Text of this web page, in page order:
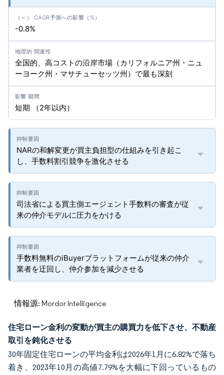
-0.8%
全国的、高コストの沿岸市場（カリフォルニア州・ニュ
ーヨーク州・マサチューセッツ州）で最も深刻
短期 （2年以内）
NARの和解変更が買主負担型の仕組みを引き起こ
し、手数料割引競争を激化させる
司法省による買主側エージェント手数料の審査が従
来の仲介モデルに圧力をかける
手数料無料のiBuyerプラットフォームが従来の仲介
業者を迂回し、仲介参加を減少させる
情報源: Mordor Intelligence
住宅ローン金利の変動が買主の購買力を低下させ、不動産
取引を鈍化させる
30年固定住宅ローンの平均金利は2026年1月に6.82%で落ち
着き、2023年10月の高値7.79%を大幅に下回っているもの